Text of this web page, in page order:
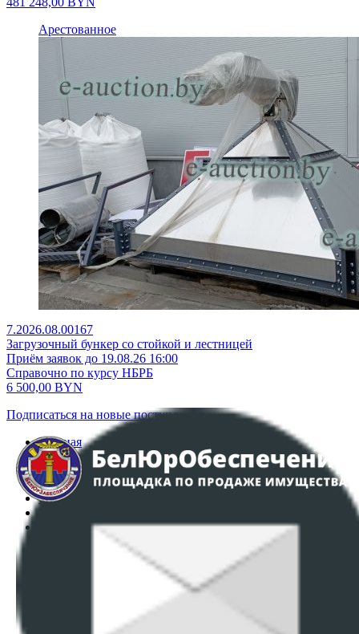
Арестованное
7.2026.08.00167
Загрузочный бункер со стойкой и лестницей
Приём заявок до 19.08.26 16:00
Справочно по курсу НБРБ
6 500,00 BYN
Подписаться на новые поступления
Главная
Аукционы
Интернет-магазин
Регламент организации и проведения торгов
Политика в отношении обработки персональных
ПОЛОЖЕНИЕ О ПОЛИТИКЕ ОБРАБОТКИ COOKIE-
Настройки cookie-файлов